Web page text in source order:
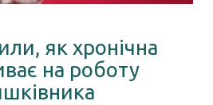
як хронічна
на роботу